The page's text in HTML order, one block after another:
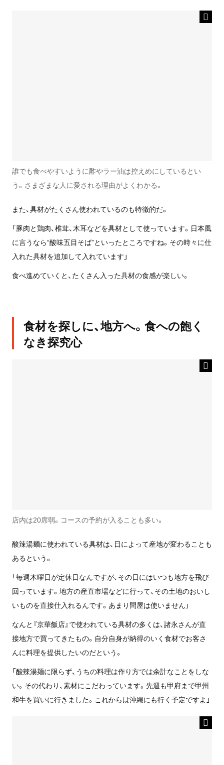
誰でも食べやすいように酢やラー油は控えめにしているとい
う。さまざまな人に愛される理由がよくわかる。
また、具材がたくさん使われているのも特徴的だ。
「豚肉と鶏肉、椎茸、木耳などを具材として使っています。日本風
に言うなら“酸味五目そば”といったところですね。その時々に仕
入れた具材を追加して入れています」
食べ進めていくと、たくさん入った具材の食感が楽しい。
食材を探しに、地方へ。食への飽く
なき探究心
店内は20席弱。コースの予約が入ることも多い。
酸辣湯麺に使われている具材は、日によって産地が変わることも
あるという。
「毎週木曜日が定休日なんですが、その日にはいつも地方を飛び
回っています。地方の産直市場などに行って、その土地のおいし
いものを直接仕入れるんです。あまり問屋は使いません」
なんと『京華飯店』で使われている具材の多くは、諸永さんが直
接地方で買ってきたもの。自分自身が納得のいく食材でお客さ
んに料理を提供したいのだという。
「酸辣湯麺に限らず、うちの料理は作り方では余計なことをしな
い。その代わり、素材にこだわっています。先週も甲府まで甲州
和牛を買いに行きました。これからは沖縄にも行く予定ですよ」